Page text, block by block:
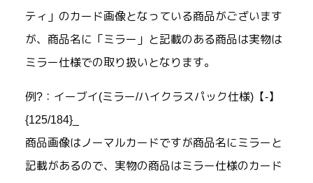
ティ」のカード画像となっている商品がございます
が、商品名に「ミラー」と記載のある商品は実物は
ミラー仕様での取り扱いとなります。
例?：イーブイ(ミラー/ハイクラスパック仕様)【-】
{125/184}_
商品画像はノーマルカードですが商品名にミラーと
記載があるので、実物の商品はミラー仕様のカード